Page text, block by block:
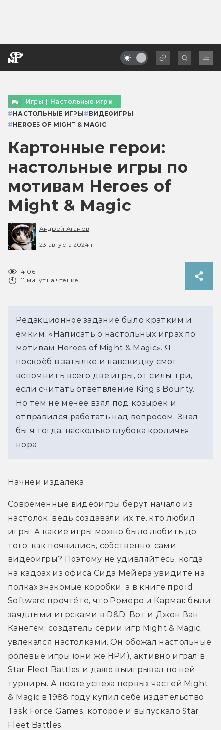
Игры | Настольные игры
#НАСТОЛЬНЫЕ ИГРЫ#ВИДЕОИГРЫ
#HEROES OF MIGHT & MAGIC
Картонные герои:
настольные игры по
мотивам Heroes of
Might & Magic
Андрей Аганов
23 августа 2024 г.
4106
11 минут на чтение
Редакционное задание было кратким и
ёмким: «Написать о настольных играх по
мотивам Heroes of Might & Magic». Я
поскрёб в затылке и навскидку смог
вспомнить всего две игры, от силы три,
если считать ответвление King’s Bounty.
Но тем не менее взял под козырёк и
отправился работать над вопросом. Знал
бы я тогда, насколько глубока кроличья
нора.
Начнём издалека.
Современные видеоигры берут начало из
настолок, ведь создавали их те, кто любил
игры. А какие игры можно было любить до
того, как появились, собственно, сами
видеоигры? Поэтому не удивляйтесь, когда
на кадрах из офиса Сида Мейера увидите на
полках знакомые коробки, а в книге про id
Software прочтёте, что Ромеро и Кармак были
заядлыми игроками в D&D. Вот и Джон Ван
Канегем, создатель серии игр Might & Magic,
увлекался настолками. Он обожал настольные
ролевые игры (они же НРИ), активно играл в
Star Fleet Battles и даже выигрывал по ней
турниры. А после успеха первых частей Might
& Magic в 1988 году купил себе издательство
Task Force Games, которое и выпускало Star
Fleet Battles.